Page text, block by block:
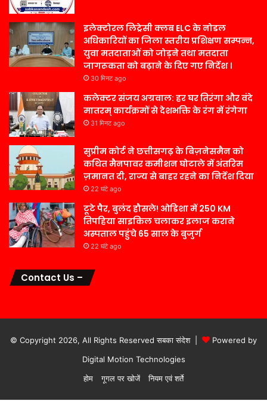
इलेक्टोरल लिट्रेसी क्लब ELC के नोडल
अधिकारियों का जिला स्तरीय प्रशिक्षण सम्पन्न,
युवा मतदाताओं को जोड़ने तथा मतदाता
जागरूकता को बढ़ाने के दिए गए निर्देश ।
30 मिनट ago
कलेक्टर संजय अग्रवाल: हर घर तिरंगा और वंदे
मातरम् कार्यक्रमों से देशभक्ति के रंग में रंगेगा
31 मिनट ago
सुप्रीम कोर्ट ने छत्तीसगढ़ के बिज़नेसमैन को
कथित मैनपावर कमीशन घोटाले में अंतरिम
ज़मानत दी, राज्य से बाहर रहने का निर्देश दिया
22 घंटे ago
टूटे पैर, बुलंद हौसले! ओडिशा में 250 KM
तिपहिया साइकिल चलाकर इलाज कराने
अस्पताल पहुंचे 65 साल के बुजुर्ग
22 घंटे ago
Contact Us –
© Copyright 2026, All Rights Reserved सबका संदेश |
Powered by
Digital Motion Technologies
होम
गूगल पर खोजें नियम एवं शर्ते